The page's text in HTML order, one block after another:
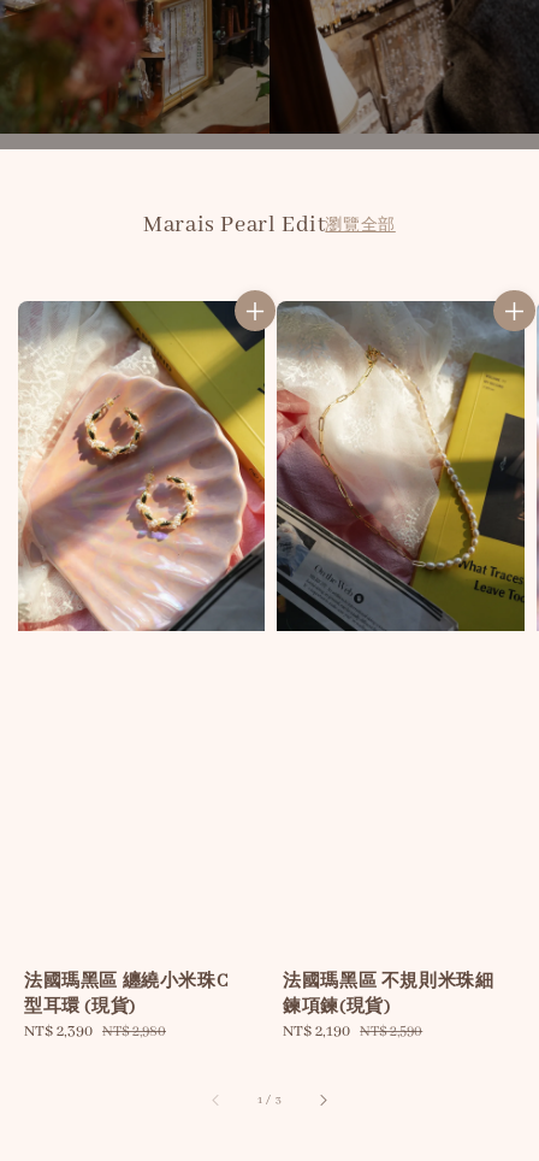
Marais Pearl Edit瀏覽全部
法國瑪黑區 纏繞小米珠C
型耳環 (現貨)
Sale
NT$ 2,390 Regular
NT$ 2,980
法國瑪黑區 不規則米珠細
鍊項鍊(現貨)
Sale
NT$ 2,190 Regular
NT$ 2,590
1 / 3